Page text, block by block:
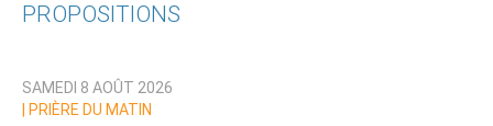
Nom
PROPOSITIONS
SAMEDI 8 AOÛT 2026
PRIÈRE DU MATIN